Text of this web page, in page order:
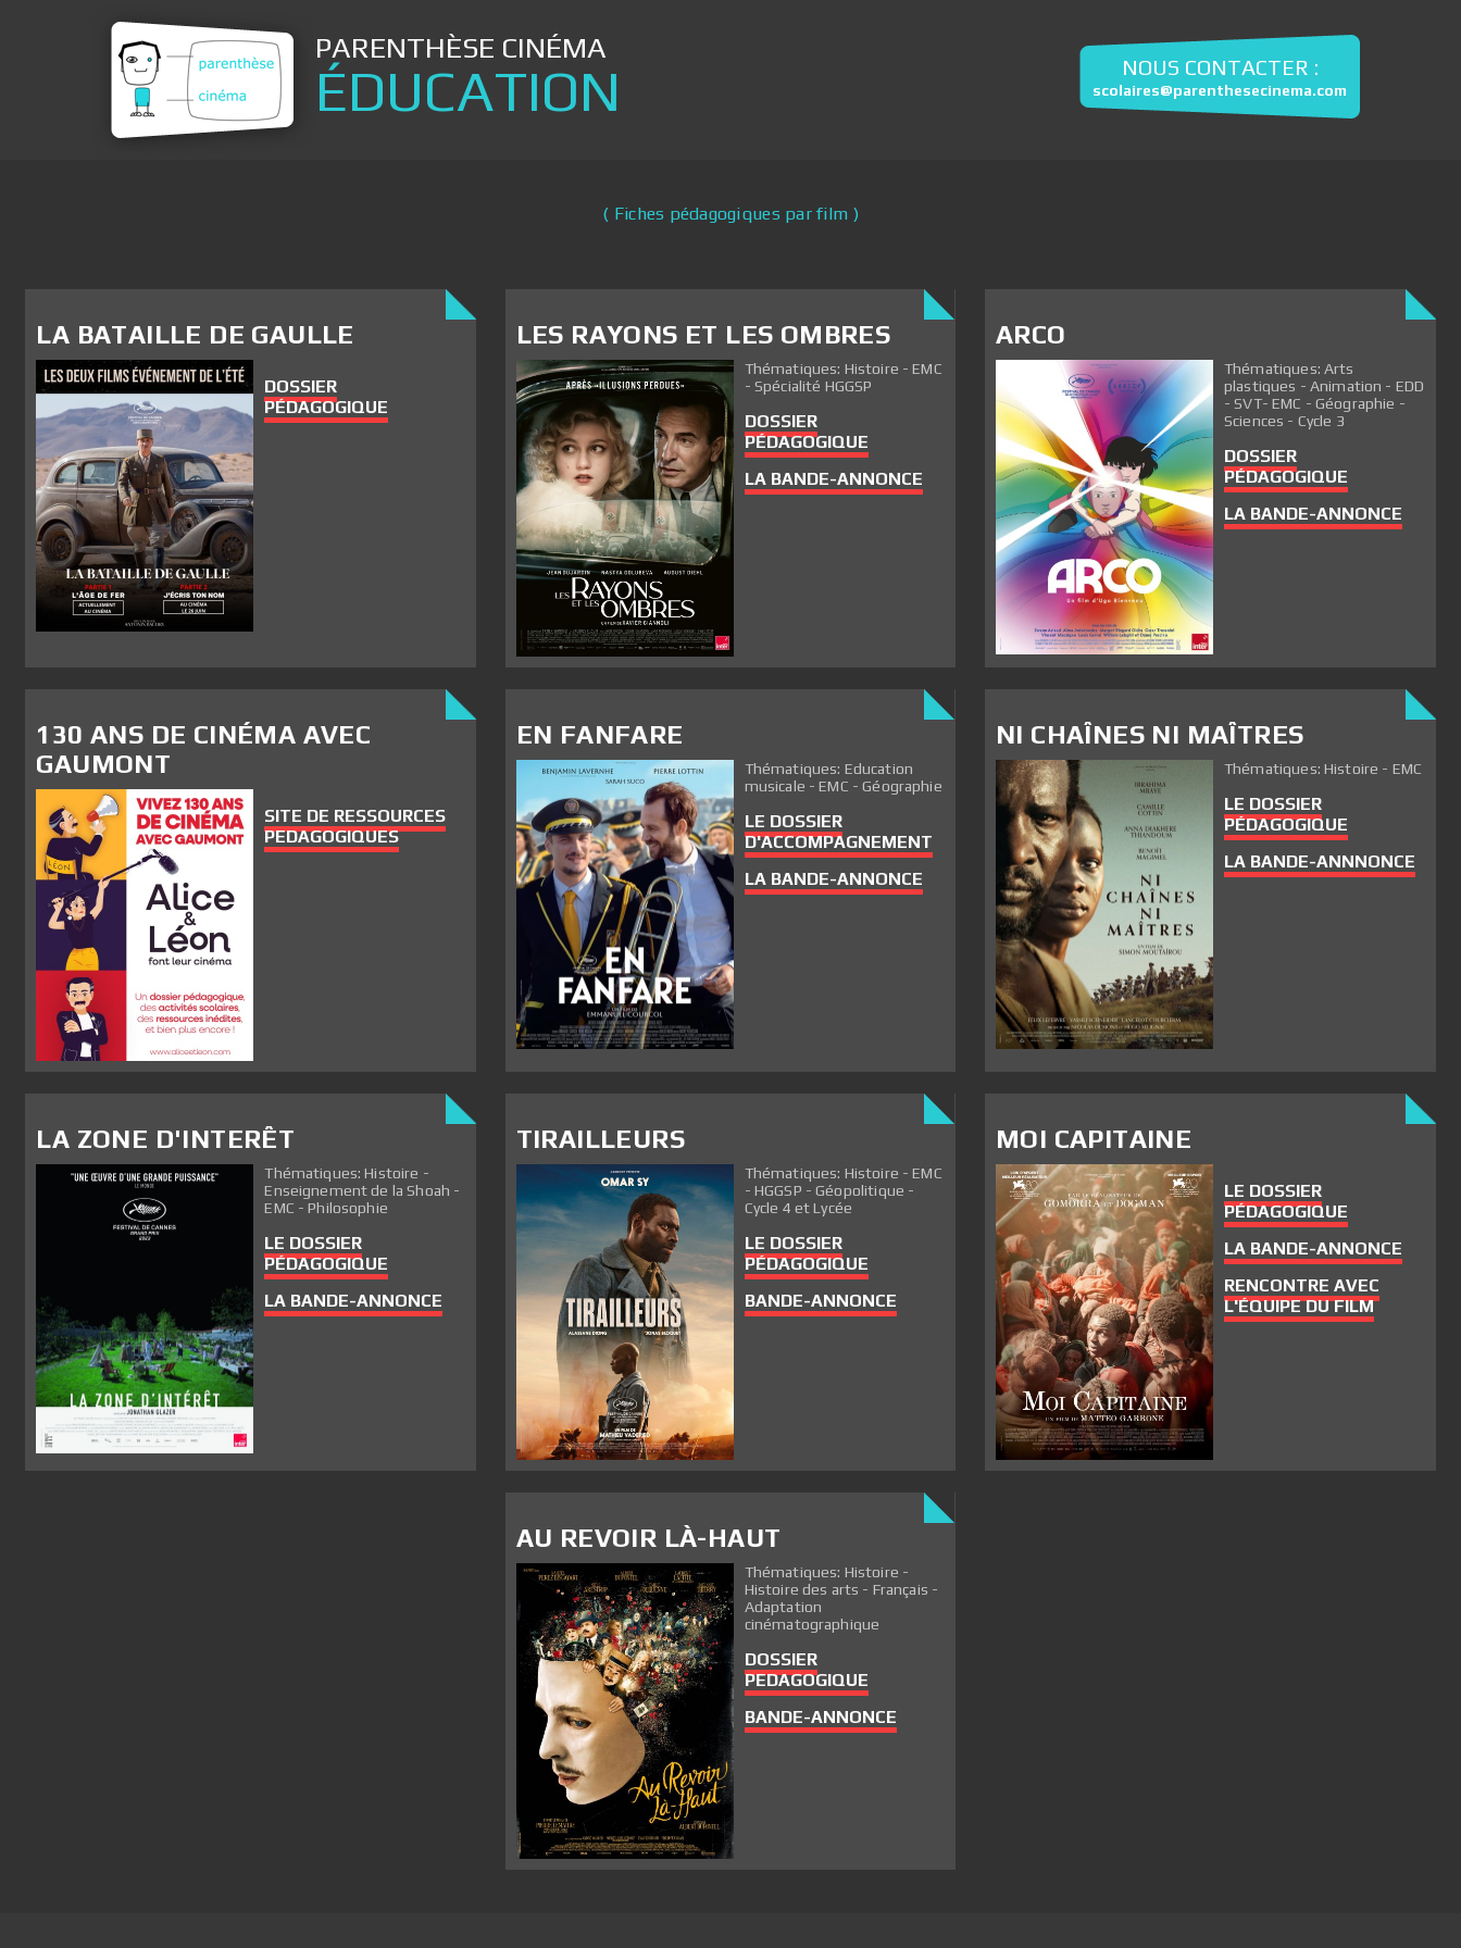
PARENTHÈSE CINÉMA
ÉDUCATION NOUS CONTACTER :
scolaires@parenthesecinema.com
( Fiches pédagogiques par film )
LA BATAILLE DE GAULLE
DOSSIER
PÉDAGOGIQUE
LES RAYONS ET LES OMBRES
Thématiques: Histoire - EMC
- Spécialité HGGSP
DOSSIER
PÉDAGOGIQUE
LA BANDE-ANNONCE
ARCO
Thématiques: Arts
plastiques - Animation - EDD
- SVT- EMC - Géographie -
Sciences - Cycle 3
DOSSIER
PÉDAGOGIQUE
LA BANDE-ANNONCE
130 ANS DE CINÉMA AVEC
GAUMONT
SITE DE RESSOURCES
PEDAGOGIQUES
EN FANFARE
Thématiques: Education
musicale - EMC - Géographie
LE DOSSIER
D'ACCOMPAGNEMENT
LA BANDE-ANNONCE
NI CHAÎNES NI MAÎTRES
Thématiques: Histoire - EMC
LE DOSSIER
PÉDAGOGIQUE
LA BANDE-ANNNONCE
LA ZONE D'INTERÊT
Thématiques: Histoire -
Enseignement de la Shoah -
EMC - Philosophie
LE DOSSIER
PÉDAGOGIQUE
LA BANDE-ANNONCE
TIRAILLEURS
Thématiques: Histoire - EMC
- HGGSP - Géopolitique -
Cycle 4 et Lycée
LE DOSSIER
PÉDAGOGIQUE
BANDE-ANNONCE
MOI CAPITAINE
LE DOSSIER
PÉDAGOGIQUE
LA BANDE-ANNONCE
RENCONTRE AVEC
L'ÉQUIPE DU FILM
AU REVOIR LÀ-HAUT
Thématiques: Histoire -
Histoire des arts - Français -
Adaptation
cinématographique
DOSSIER
PEDAGOGIQUE
BANDE-ANNONCE